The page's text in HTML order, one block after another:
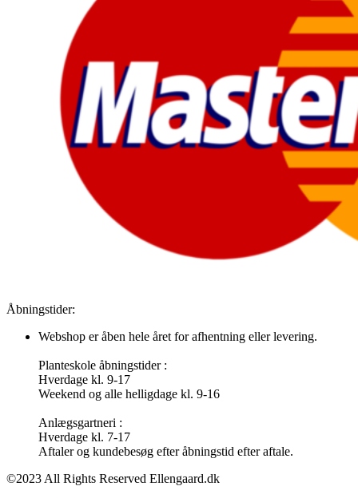
Åbningstider:
Webshop er åben hele året for afhentning eller levering.
Planteskole åbningstider :
Hverdage kl. 9-17
Weekend og alle helligdage kl. 9-16
Anlægsgartneri :
Hverdage kl. 7-17
Aftaler og kundebesøg efter åbningstid efter aftale.
©2023 All Rights Reserved Ellengaard.dk